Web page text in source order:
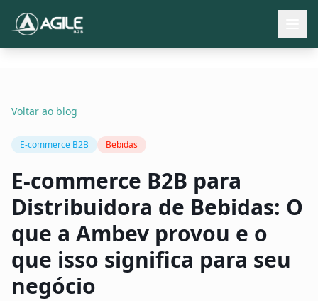
Blog
Falar com especialista
Voltar ao blog
E-commerce B2B Bebidas
E-commerce B2B para
Distribuidora de Bebidas: O
que a Ambev provou e o
que isso significa para seu
negócio